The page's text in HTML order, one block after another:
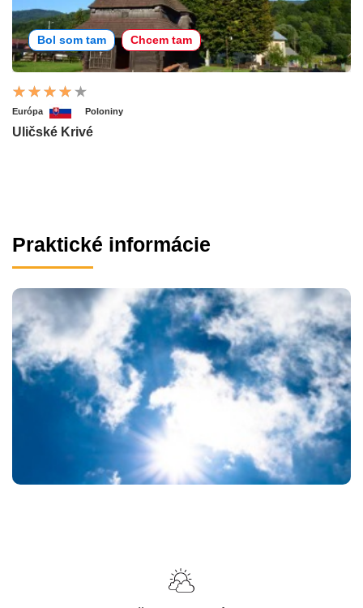
Bol som tam Chcem tam
Európa Poloniny
Uličské Krivé
Praktické informácie